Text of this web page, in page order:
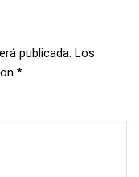
publicada. Los
*